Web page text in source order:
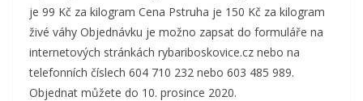
je 99 Kč za kilogram Cena Pstruha je 150 Kč za kilogram
živé váhy Objednávku je možno zapsat do formuláře na
internetových stránkách rybariboskovice.cz nebo na
telefonních číslech 604 710 232 nebo 603 485 989.
Objednat můžete do 10. prosince 2020.